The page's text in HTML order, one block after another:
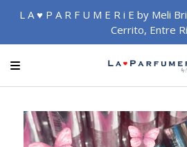
L A ♥ P A R F U M E R i E by Meli
Cerrito, Entre